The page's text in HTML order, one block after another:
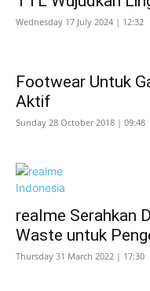
Wednesday 17 July 2024 | 12:32
Footwear Untuk
Aktif
Sunday 28 October 2018 | 09:48
realme Serahkan
Waste untuk
Thursday 31 March 2022 | 17:30